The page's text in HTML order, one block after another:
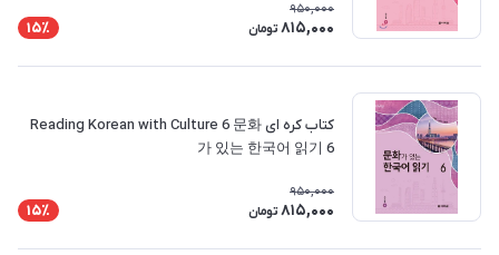
950,000
815,000 تومان 15٪
کتاب کره ای Reading Korean with Culture 6 문화
가 있는 한국어 읽기 6
950,000
815,000 تومان 15٪